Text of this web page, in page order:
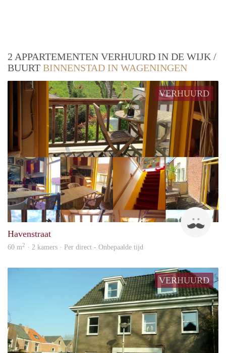
2 APPARTEMENTEN VERHUURD IN DE WIJK /
BUURT BINNENSTAD IN WAGENINGEN
VERHUURD
Tibo
Havenstraat
60 m2 · 2 kamers · Per direct - Onbepaalde tijd
VERHUURD